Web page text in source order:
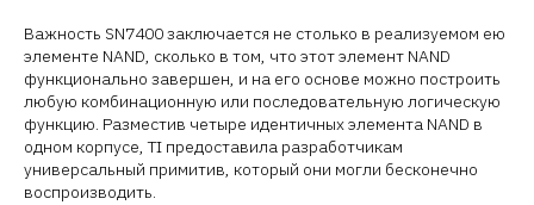
Важность SN7400 заключается не столько в реализуемом ею
элементе NAND, сколько в том, что этот элемент NAND
функционально завершен, и на его основе можно построить
любую комбинационную или последовательную логическую
функцию. Разместив четыре идентичных элемента NAND в
одном корпусе, TI предоставила разработчикам
универсальный примитив, который они могли бесконечно
воспроизводить.